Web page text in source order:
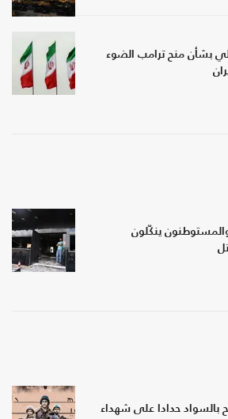
بشأن منح ترامب الضوء
ينكّلون
تتشح بالسواد حدادا على شهداء